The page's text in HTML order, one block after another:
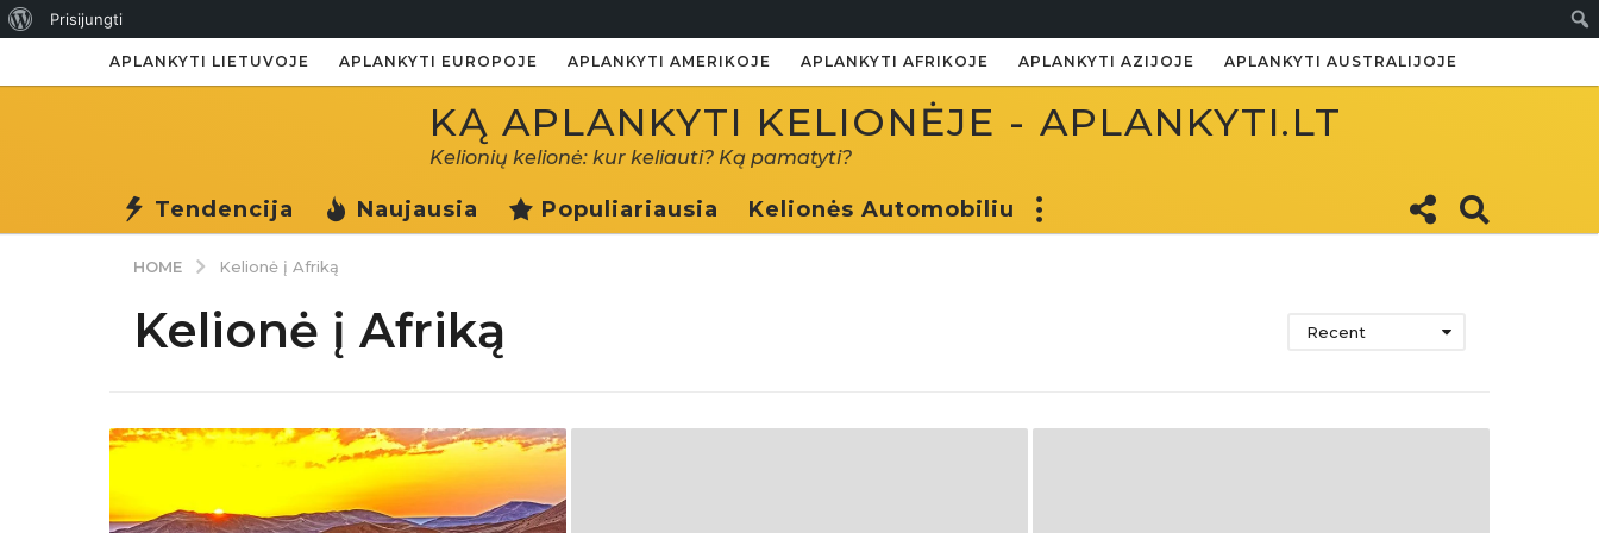
ApiePrisijungti
APLANKYTI LIETUVOJE APLANKYTI EUROPOJE APLANKYTI AMERIKOJE APLANKYTI AFRIKOJE APLANKYTI AZIJOJE APLANKYTI AUSTRALIJOJE
KĄ APLANKYTI KELIONĖJE - APLANKYTI.LT
Kelionių kelionė: kur keliauti? Ką pamatyti?
Tendencija Naujausia Populiariausia Kelionės Automobiliu
HOME Kelionė į Afriką
Kelionė į Afriką Recent